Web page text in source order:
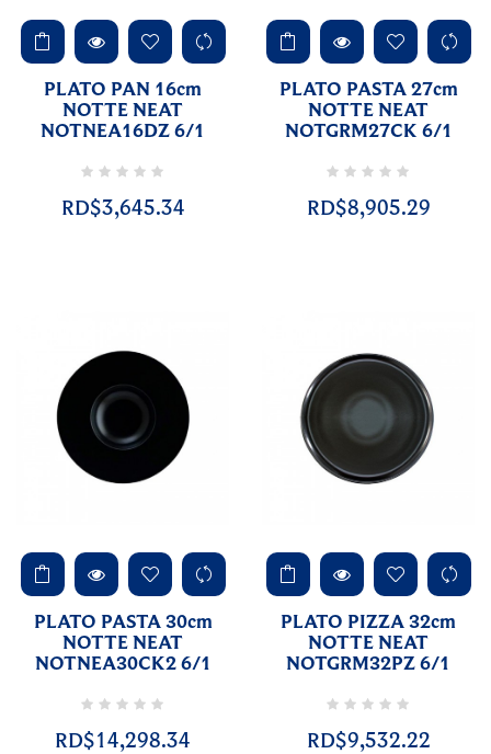
PLATO PAN 16cm
NOTTE NEAT
NOTNEA16DZ 6/1
RD$3,645.34
PLATO PASTA 27cm
NOTTE NEAT
NOTGRM27CK 6/1
RD$8,905.29
PLATO PASTA 30cm
NOTTE NEAT
NOTNEA30CK2 6/1
RD$14,298.34
PLATO PIZZA 32cm
NOTTE NEAT
NOTGRM32PZ 6/1
RD$9,532.22